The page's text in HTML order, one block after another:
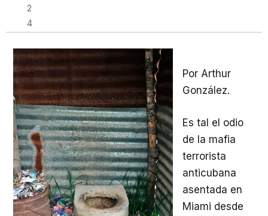
2
4
Por Arthur
González.
Es tal el odio
de la mafia
terrorista
anticubana
asentada en
Miami desde